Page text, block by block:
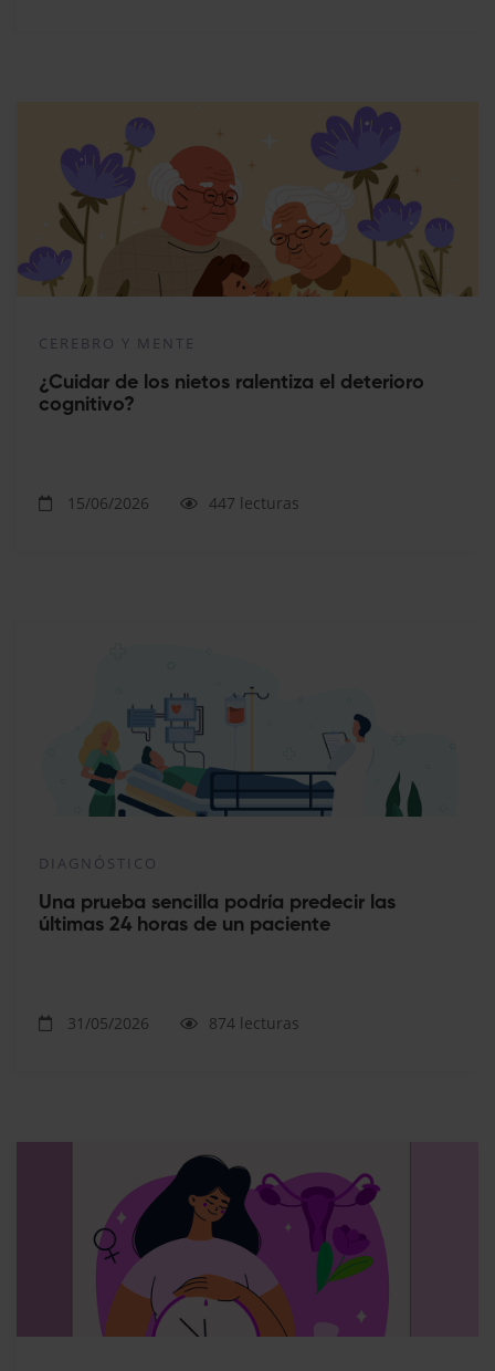
CEREBRO Y MENTE
¿Cuidar de los nietos ralentiza el deterioro
cognitivo?
15/06/2026 447 lecturas
DIAGNÓSTICO
Una prueba sencilla podría predecir las
últimas 24 horas de un paciente
31/05/2026 874 lecturas